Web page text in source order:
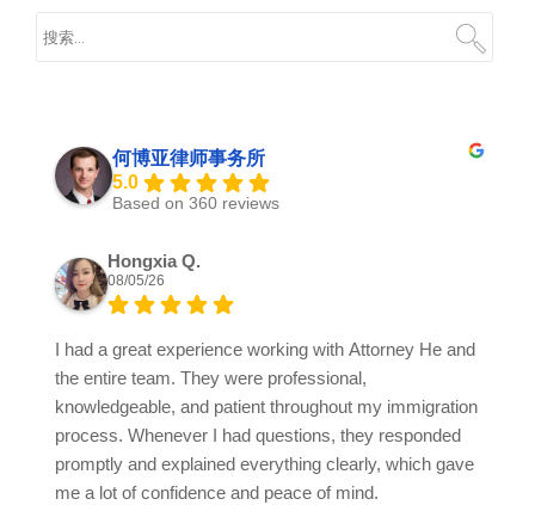
何博亚律师事务所
5.0
Based on 360 reviews
Hongxia Q.
08/05/26
I had a great experience working with Attorney He and
the entire team. They were professional,
knowledgeable, and patient throughout my immigration
process. Whenever I had questions, they responded
promptly and explained everything clearly, which gave
me a lot of confidence and peace of mind.